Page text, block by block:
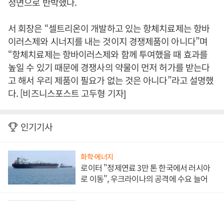
서 회장은 “셀트리온이 개발하고 있는 항체치료제는 항바
이러스제와 시너지를 내는 것이지 경쟁제품이 아니다”며
“항체치료제는 항바이러스제와 함께 투여했을 때 효과를
높일 수 있기 때문에 경쟁사의 약물이 먼저 허가를 받는다
고 해서 우리 제품이 필요가 없는 것은 아니다”라고 설명했
다. [비즈니스포스트 고두형 기자]
인기기사
화학·에너지
로이터 "정제연료 3만 톤 한국에서 러시아
로 이동", 우크라이나의 공격에 수요 늘어